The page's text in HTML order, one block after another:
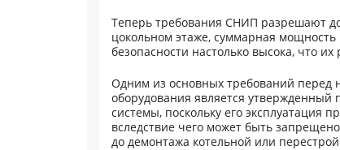
Теперь требования СНИП разрешают
цокольном этаже, суммарная
безопасности настолько высока, что
Одним из основных требований перед
оборудования является утвержденный
системы, поскольку его эксплуатация
вследствие чего может быть
до демонтажа котельной или